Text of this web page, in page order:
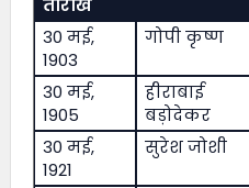
तारीख
30 मई,
1903
गोपी कृष्ण
30 मई,
1905
हीराबाई
बड़ोदेकर
30 मई,
1921
सुरेश जोशी